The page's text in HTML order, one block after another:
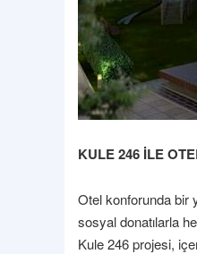
KULE 246 İLE
Otel konforunda bir
sosyal donatılarla
Kule 246 projesi,